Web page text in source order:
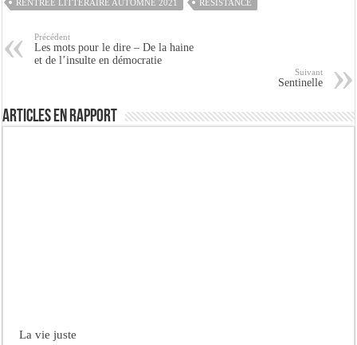
RENTRÉE LITTÉRAIRE AUTOMNE 2021
RÉSISTANCE
Précédent
Les mots pour le dire – De la haine
et de l’insulte en démocratie
Suivant
Sentinelle
Articles en rapport
La vie juste